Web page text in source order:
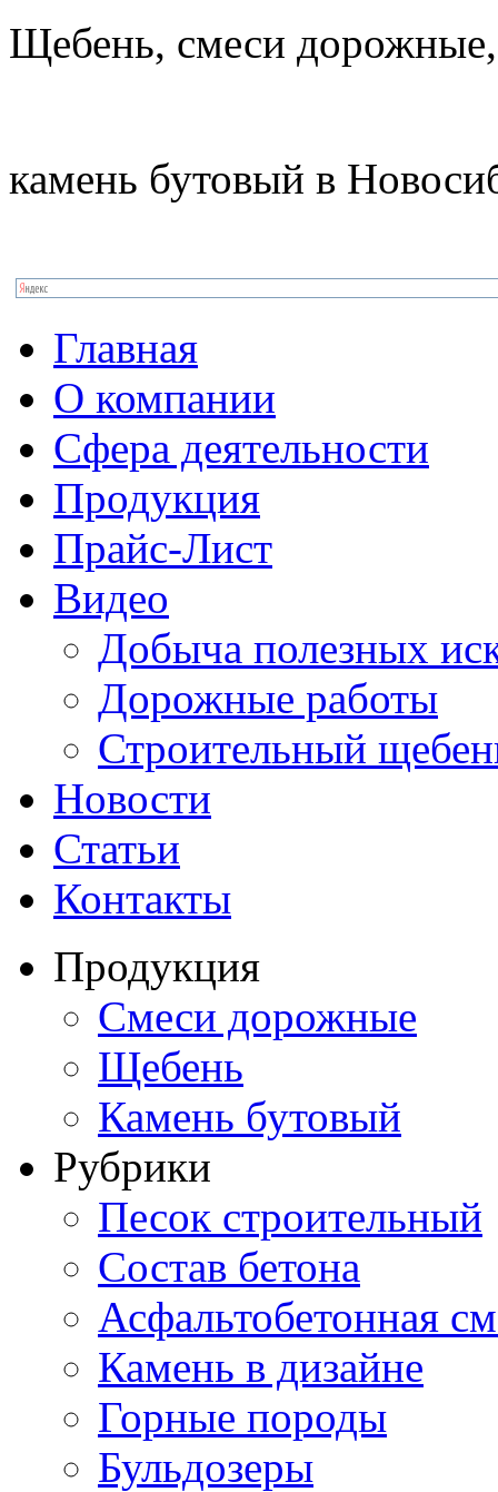
Щебень, смеси дорожные,
камень бутовый в
Главная
О компании
Сфера деятельности
Продукция
Прайс-Лист
Видео
Добыча полезных
Дорожные работы
Строительный
Новости
Статьи
Контакты
Продукция
Смеси дорожные
Щебень
Камень бутовый
Рубрики
Песок строительный
Состав бетона
Асфальтобетонная
Камень в дизайне
Горные породы
Бульдозеры